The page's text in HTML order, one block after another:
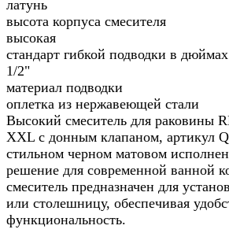
латунь
высота корпуса смесителя
высокая
стандарт гибкой подводки в дюймах
1/2"
материал подводки
оплетка из нержавеющей стали
Высокий смеситель для раковины
XXL с донным клапаном, артикул
стильном черном матовом
решение для современной ванной
смеситель предназначен для
или столешницу, обеспечивая
функциональность.